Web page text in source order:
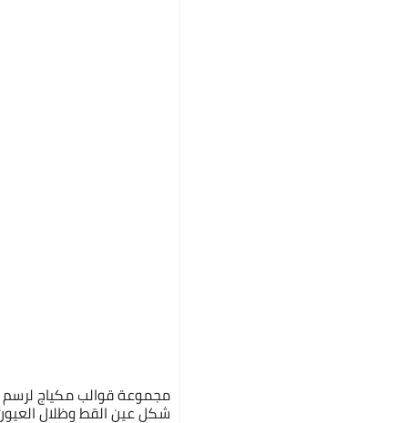
مجموعة قوالب مكياج
شكل عين القط وظلال